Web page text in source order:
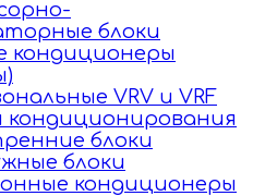
блоки
кондиционеры
VRV и VRF
блоки
блоки
кондиционеры